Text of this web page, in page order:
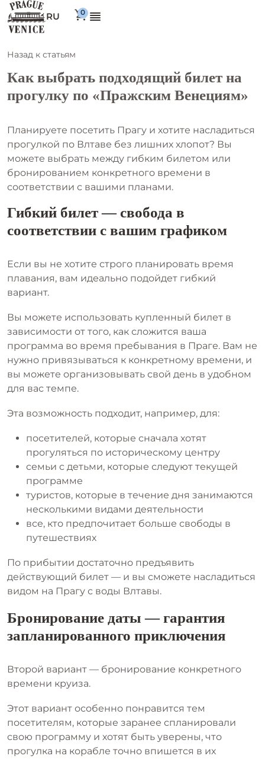
RU
Назад к статьям
Как выбрать подходящий билет на
прогулку по «Пражским Венециям»
Планируете посетить Прагу и хотите насладиться
прогулкой по Влтаве без лишних хлопот? Вы
можете выбрать между гибким билетом или
бронированием конкретного времени в
соответствии с вашими планами.
Гибкий билет — свобода в
соответствии с вашим графиком
Если вы не хотите строго планировать время
плавания, вам идеально подойдет гибкий
вариант.
Вы можете использовать купленный билет в
зависимости от того, как сложится ваша
программа во время пребывания в Праге. Вам не
нужно привязываться к конкретному времени, и
вы можете организовывать свой день в удобном
для вас темпе.
Эта возможность подходит, например, для:
посетителей, которые сначала хотят
прогуляться по историческому центру
семьи с детьми, которые следуют текущей
программе
туристов, которые в течение дня занимаются
несколькими видами деятельности
все, кто предпочитает больше свободы в
путешествиях
По прибытии достаточно предъявить
действующий билет — и вы сможете насладиться
видом на Прагу с воды Влтавы.
Бронирование даты — гарантия
запланированного приключения
Второй вариант — бронирование конкретного
времени круиза.
Этот вариант особенно понравится тем
посетителям, которые заранее спланировали
свою программу и хотят быть уверены, что
прогулка на корабле точно впишется в их